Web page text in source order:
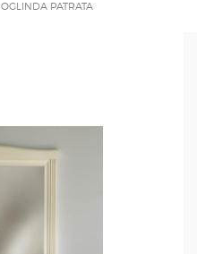
OGLINDA PATRATA